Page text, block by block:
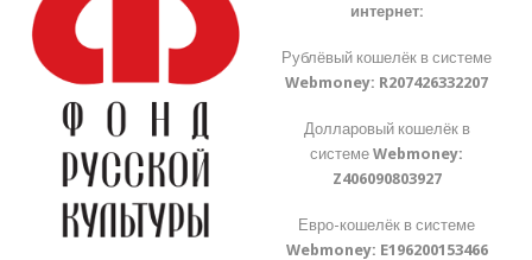
интернет:
Рублёвый кошелёк в системе
Webmoney: R207426332207
Долларовый кошелёк в
системеWebmoney:
Z406090803927
Евро-кошелёк в системе
Webmoney: E196200153466